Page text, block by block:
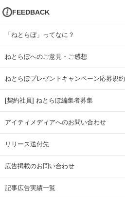
FEEDBACK
「ねとらぼ」ってなに？
ねとらぼへのご意見・ご感想
ねとらぼプレゼントキャンペーン応募規約
[契約社員] ねとらぼ編集者募集
アイティメディアへのお問い合わせ
リリース送付先
広告掲載のお問い合わせ
記事広告実績一覧